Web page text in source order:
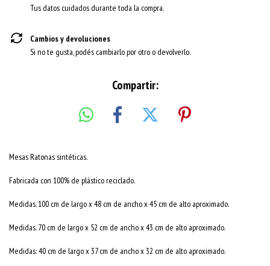
Tus datos cuidados durante toda la compra.
Cambios y devoluciones
Si no te gusta, podés cambiarlo por otro o devolverlo.
Compartir:
Mesas Ratonas sintéticas.
Fabricada con 100% de plástico reciclado.
Medidas. 100 cm de largo x 48 cm de ancho x 45 cm de alto aproximado.
Medidas. 70 cm de largo x 52 cm de ancho x 43 cm de alto aproximado.
Medidas: 40 cm de largo x 37 cm de ancho x 32 cm de alto aproximado.